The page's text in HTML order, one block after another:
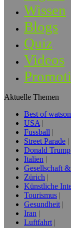
Wissen
Blogs
Quiz
Videos
Aktuelle Themen
Best of watson
USA
Fussball
Street Parade
Donald Trump
Italien
Gesellschaft
Zürich
Künstliche
Tourismus
Gesundheit
Iran
Luftfahrt